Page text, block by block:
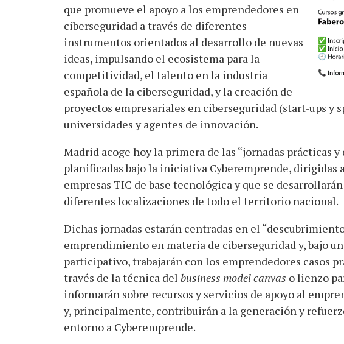
que promueve el apoyo a los emprendedores en
ciberseguridad a través de diferentes
instrumentos orientados al desarrollo de nuevas
ideas, impulsando el ecosistema para la
competitividad, el talento en la industria
española de la ciberseguridad, y la creación de
proyectos empresariales en ciberseguridad (start-ups y
universidades y agentes de innovación.
Madrid acoge hoy la primera de las “jornadas prácticas
planificadas bajo la iniciativa Cyberemprende, dirigidas
empresas TIC de base tecnológica y que se
diferentes localizaciones de todo el territorio nacional.
Dichas jornadas estarán centradas en el
emprendimiento en materia de ciberseguridad y, bajo
participativo, trabajarán con los emprendedores casos
través de la técnica del business model canvas o lienzo
informarán sobre recursos y servicios de apoyo al
y, principalmente, contribuirán a la generación y
entorno a Cyberemprende.